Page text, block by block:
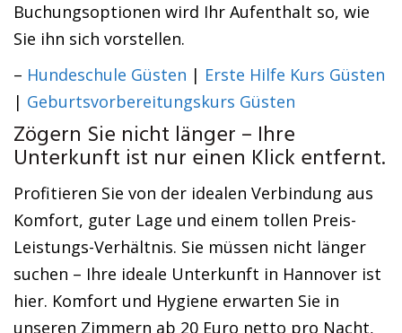
Buchungsoptionen wird Ihr Aufenthalt so, wie
Sie ihn sich vorstellen.
– Hundeschule Güsten | Erste Hilfe Kurs Güsten
| Geburtsvorbereitungskurs Güsten
Zögern Sie nicht länger – Ihre
Unterkunft ist nur einen Klick entfernt.
Profitieren Sie von der idealen Verbindung aus
Komfort, guter Lage und einem tollen Preis-
Leistungs-Verhältnis. Sie müssen nicht länger
suchen – Ihre ideale Unterkunft in Hannover ist
hier. Komfort und Hygiene erwarten Sie in
unseren Zimmern ab 20 Euro netto pro Nacht,